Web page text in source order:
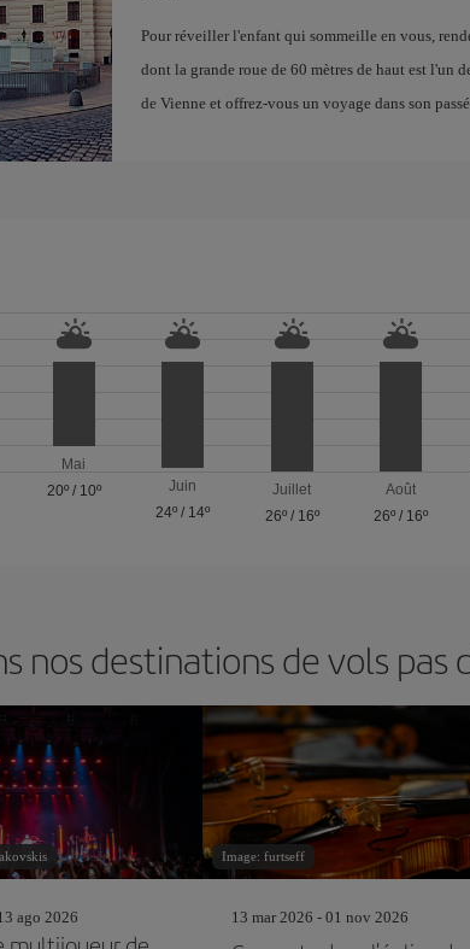
Pour réveiller l'enfant qui sommeille en vous,
dont la grande roue de 60 mètres de haut est l'un
de Vienne et offrez-vous un voyage dans son
Mai
20º/ 10º
Juin
24º / 14º
Juillet
26º/ 16º
Août
26º / 16º
nos destinations de vols pas
ago 2026
Image: furtseff
13 mar 2026 - 01 nov 2026